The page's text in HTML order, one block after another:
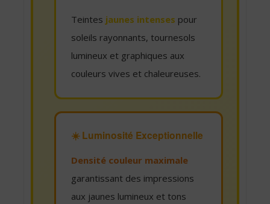
Teintes jaunes intenses pour
soleils rayonnants, tournesols
lumineux et graphiques aux
couleurs vives et chaleureuses.
☀️ Luminosité Exceptionnelle
Densité couleur maximale
garantissant des impressions
aux jaunes lumineux et tons